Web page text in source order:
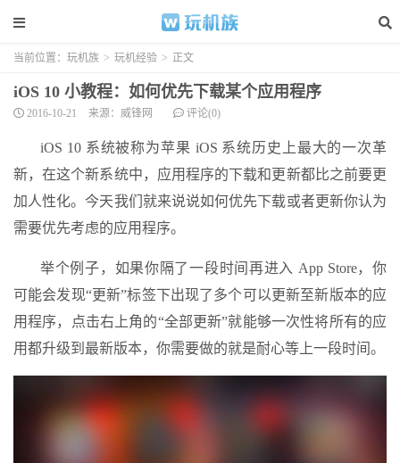
当前位置： 玩机族 > 玩机经验 > 正文
iOS 10 小教程：如何优先下载某个应用程序
2016-10-21 来源：威锋网 评论(0)
iOS 10 系统被称为苹果 iOS 系统历史上最大的一次革
新，在这个新系统中，应用程序的下载和更新都比之前要更
加人性化。今天我们就来说说如何优先下载或者更新你认为
需要优先考虑的应用程序。
举个例子，如果你隔了一段时间再进入 App Store，你
可能会发现“更新”标签下出现了多个可以更新至新版本的应
用程序，点击右上角的“全部更新”就能够一次性将所有的应
用都升级到最新版本，你需要做的就是耐心等上一段时间。